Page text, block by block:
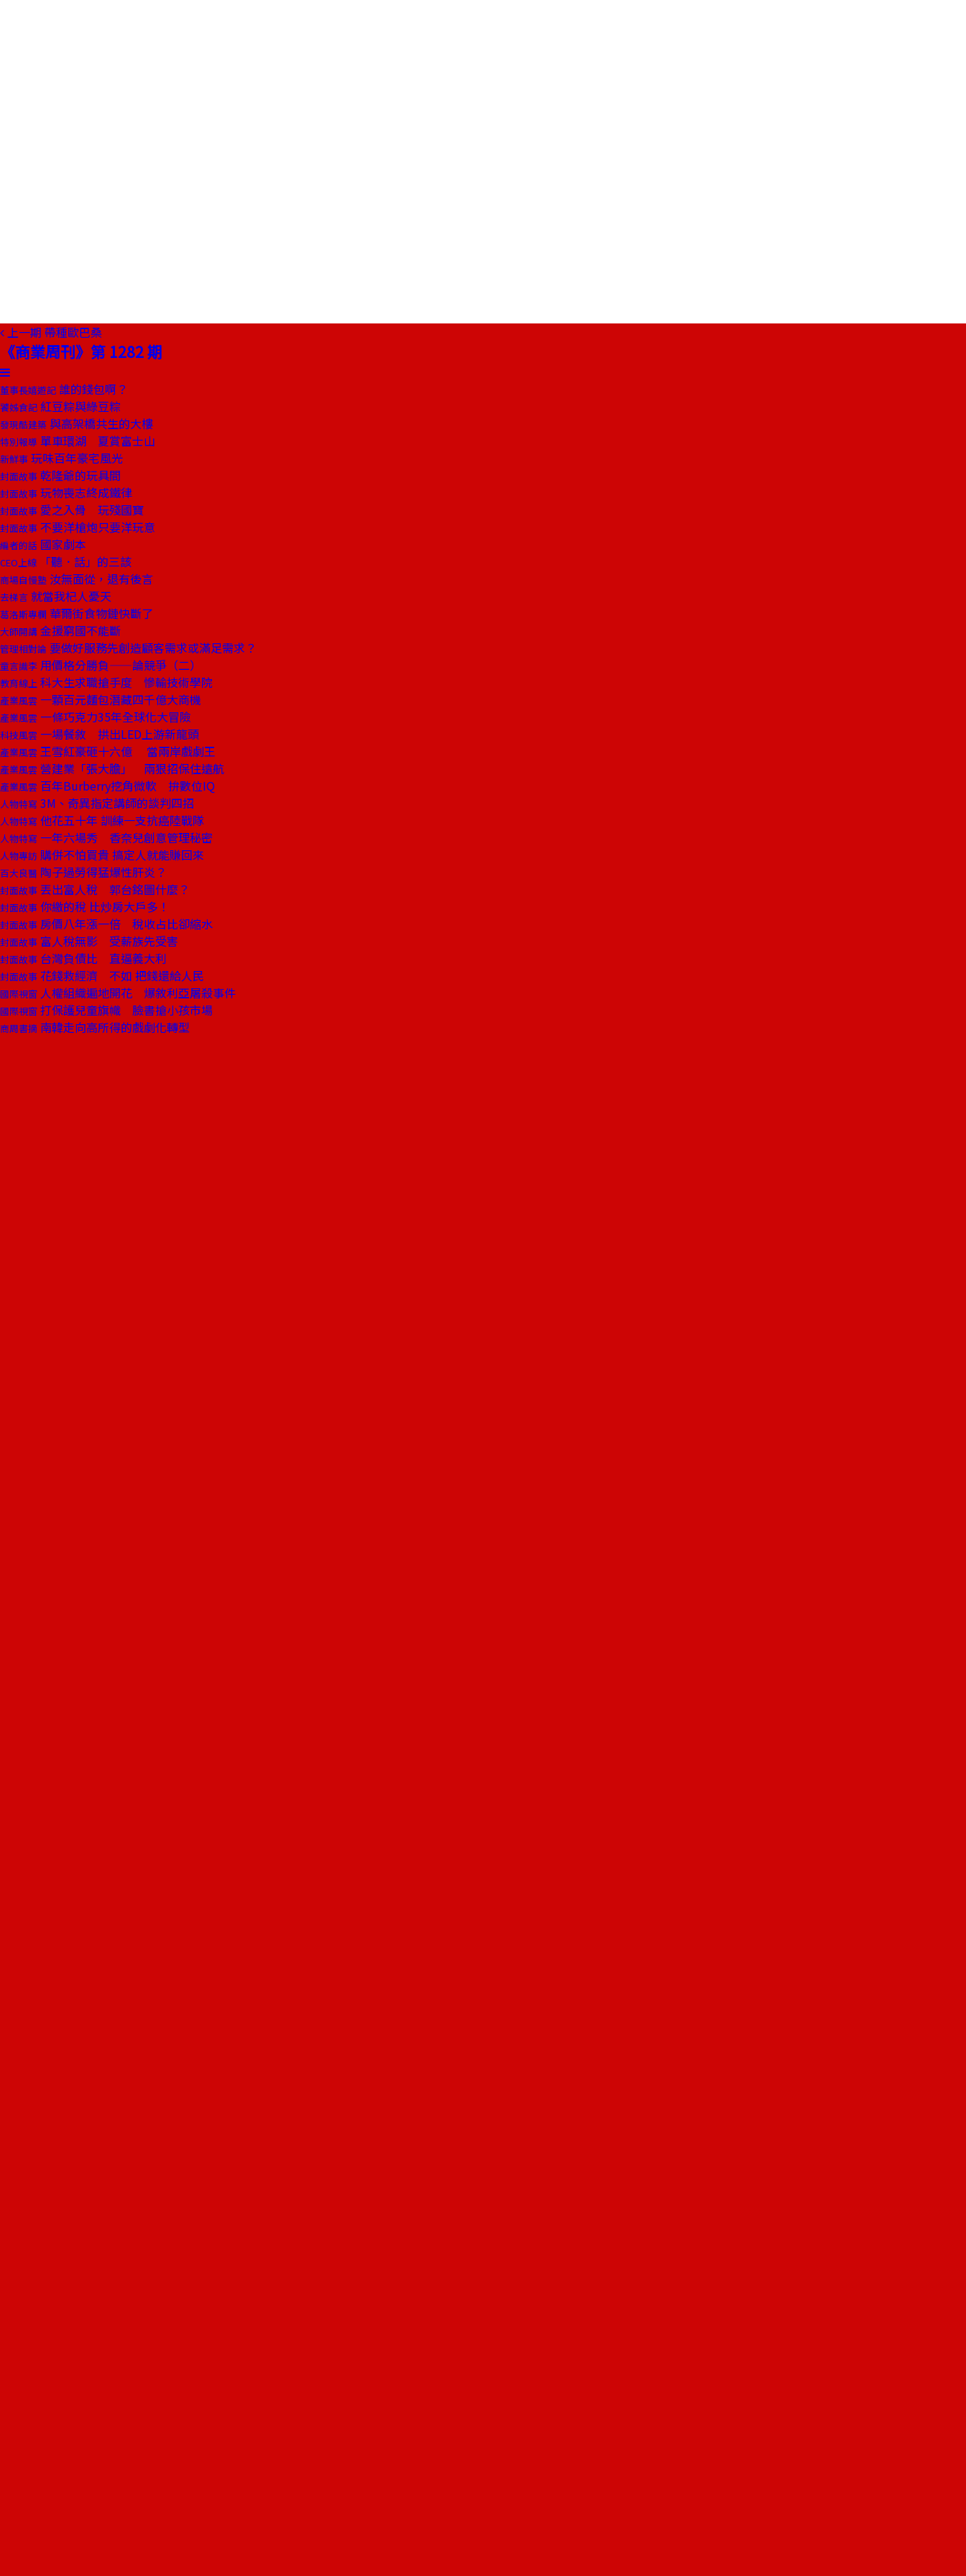
上一期 帶種歐巴桑
《商業周刊》第 1282 期
董事長嬉遊記 誰的錢包啊？
饕姊食記 紅豆粽與綠豆粽
發現酷建築 與高架橋共生的大樓
特別報導 單車環湖 夏賞富士山
新鮮事 玩味百年豪宅風光
封面故事 乾隆爺的玩具間
封面故事 玩物喪志終成鐵律
封面故事 愛之入骨 玩殘國寶
封面故事 不要洋槍炮只要洋玩意
編者的話 國家劇本
CEO上線 「聽．話」的三該
商場自慢塾 汝無面從，退有後言
去梯言 就當我杞人憂天
葛洛斯專欄 華爾街食物鏈快斷了
大師開講 金援窮國不能斷
管理相對論 要做好服務先創造顧客需求或滿足需求？
童言識李 用價格分勝負——論競爭（二）
教育線上 科大生求職搶手度 慘輸技術學院
產業風雲 一顆百元麵包潛藏四千億大商機
產業風雲 一條巧克力35年全球化大冒險
科技風雲 一場餐敘 拱出LED上游新龍頭
產業風雲 王雪紅豪砸十六億 當兩岸戲劇王
產業風雲 營建業「張大膽」 兩狠招保住遠航
產業風雲 百年Burberry挖角微軟 拚數位IQ
人物特寫 3M、奇異指定講師的談判四招
人物特寫 他花五十年 訓練一支抗癌陸戰隊
人物特寫 一年六場秀 香奈兒創意管理秘密
人物專訪 購併不怕買貴 搞定人就能賺回來
百大良醫 陶子過勞得猛爆性肝炎？
封面故事 丟出富人稅 郭台銘圖什麼？
封面故事 你繳的稅 比炒房大戶多！
封面故事 房價八年漲一倍 稅收占比卻縮水
封面故事 富人稅無影 受薪族先受害
封面故事 台灣負債比 直逼義大利
封面故事 花錢救經濟 不如 把錢還給人民
國際視窗 人權組織遍地開花 爆敘利亞屠殺事件
國際視窗 打保護兒童旗幟 臉書搶小孩市場
商周書摘 南韓走向高所得的戲劇化轉型